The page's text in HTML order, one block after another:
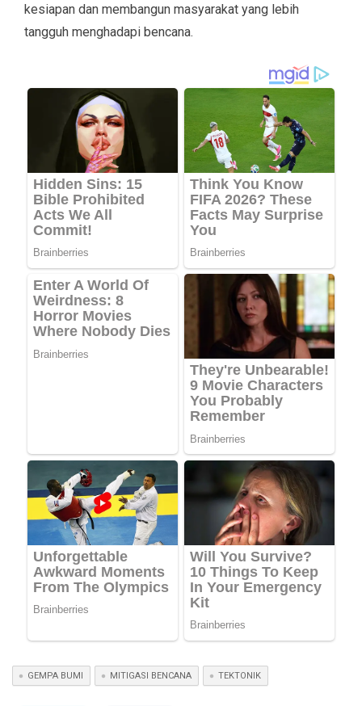
kesiapan dan membangun masyarakat yang lebih
tangguh menghadapi bencana.
GEMPA BUMI MITIGASI BENCANA TEKTONIK